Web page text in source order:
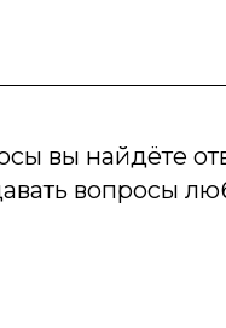
вы найдёте
вопросы